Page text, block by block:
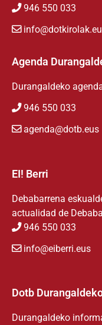
946 550 033
Agenda
Durangaldeko
946 550 033
agenda@dotb.eus
EI! Berri
Debabarrena
actualidad de
946 550 033
info@eiberri.eus
Dotb
Durangaldeko